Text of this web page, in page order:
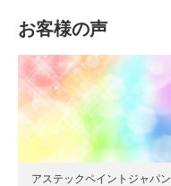
お客様の声
アステックペイントジャパン